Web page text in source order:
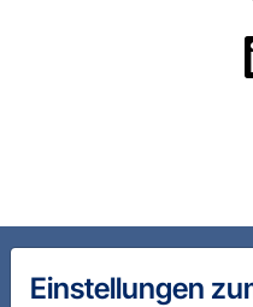
Einstellungen